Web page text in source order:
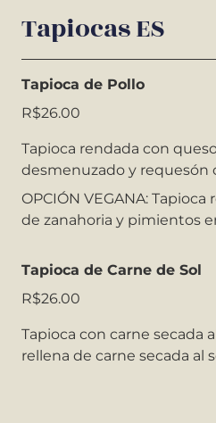
Tapiocas ES
Tapioca de Pollo
R$26.00
Tapioca rendada con
desmenuzado y requesón
OPCIÓN VEGANA:
de zanahoria y pimientos
Tapioca de Carne de Sol
R$26.00
Tapioca con carne secada
rellena de carne secada al